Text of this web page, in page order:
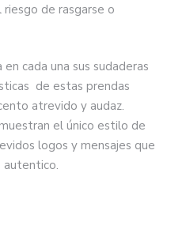
de rasgarse o
cada una sus sudaderas
de estas prendas
atrevido y audaz.
el único estilo de
logos y mensajes que